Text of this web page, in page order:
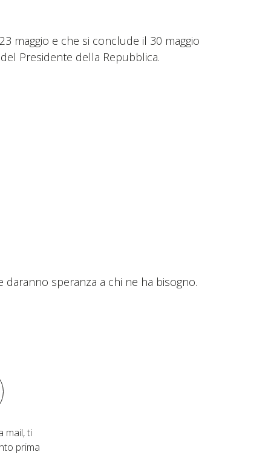
maggio e che si conclude il 30 maggio
Presidente della Repubblica.
speranza a chi ne ha bisogno.
mail, ti
prima